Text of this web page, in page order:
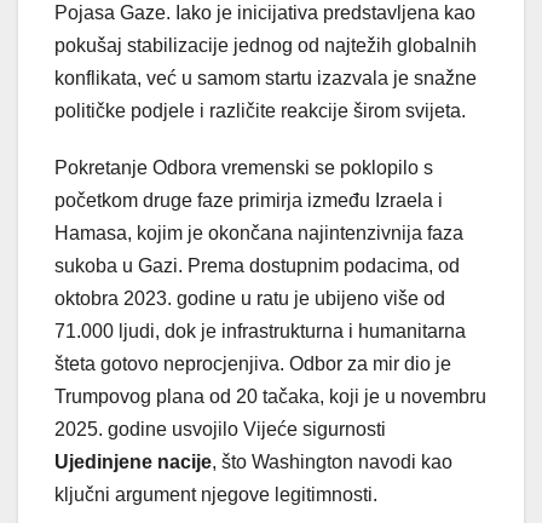
Pojasa Gaze. Iako je inicijativa predstavljena kao
pokušaj stabilizacije jednog od najtežih globalnih
konflikata, već u samom startu izazvala je snažne
političke podjele i različite reakcije širom svijeta.
Pokretanje Odbora vremenski se poklopilo s
početkom druge faze primirja između Izraela i
Hamasa, kojim je okončana najintenzivnija faza
sukoba u Gazi. Prema dostupnim podacima, od
oktobra 2023. godine u ratu je ubijeno više od
71.000 ljudi, dok je infrastrukturna i humanitarna
šteta gotovo neprocjenjiva. Odbor za mir dio je
Trumpovog plana od 20 tačaka, koji je u novembru
2025. godine usvojilo Vijeće sigurnosti
Ujedinjene nacije, što Washington navodi kao
ključni argument njegove legitimnosti.